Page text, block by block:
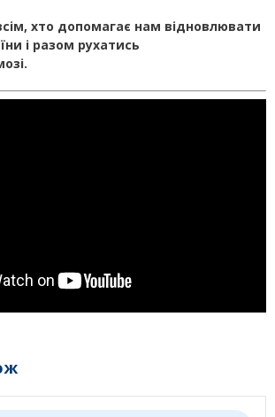
хто допомагає нам відновлювати
і разом рухатись